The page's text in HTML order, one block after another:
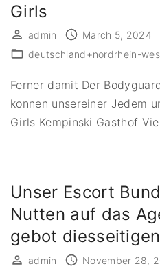
Girls
admin
March 5, 2024
deutschland+nordrhein-
Ferner damit Der
konnen unsereiner Jedem
Girls Kempinski Gasthof
Unser Escort
Nutten auf das
gebot
admin
November 28,